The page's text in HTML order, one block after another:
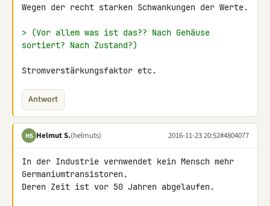
Wegen der recht starken Schwankungen der Werte.
> (Vor allem was ist das?? Nach Gehäuse
sortiert? Nach Zustand?)
Stromverstärkungsfaktor etc.
Antwort
HS Helmut S.(helmuts) 2016-11-23 20:52#4804077
In der Industrie vernwendet kein Mensch mehr
Germaniumtransistoren.
Deren Zeit ist vor 50 Jahren abgelaufen.